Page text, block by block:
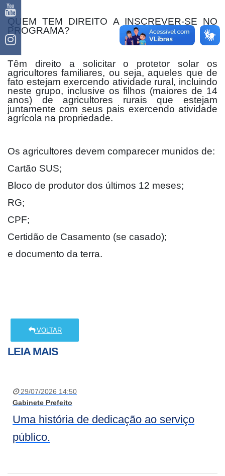
QUEM TEM DIREITO A INSCREVER-SE NO
PROGRAMA?
Têm direito a solicitar o protetor solar os
agricultores familiares, ou seja, aqueles que de
fato estejam exercendo atividade rural, incluindo
neste grupo, inclusive os filhos (maiores de 14
anos) de agricultores rurais que estejam
juntamente com seus pais exercendo atividade
agrícola na propriedade.
Os agricultores devem comparecer munidos de:
Cartão SUS;
Bloco de produtor dos últimos 12 meses;
RG;
CPF;
Certidão de Casamento (se casado);
e documento da terra.
VOLTAR
LEIA MAIS
29/07/2026 14:50
Gabinete Prefeito
Uma história de dedicação ao serviço
público.